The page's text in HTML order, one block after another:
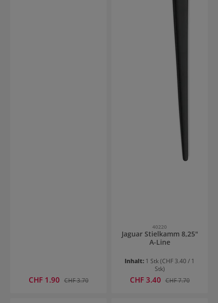
Verkaufspreis:
CHF 1.90 Regulärer Preis:
CHF 3.70
40220
Jaguar Stielkamm 8,25"
A-Line
Inhalt: 1 Stk(CHF 3.40 / 1
Stk)
Verkaufspreis:
CHF 3.40 Regulärer Preis:
CHF 7.70